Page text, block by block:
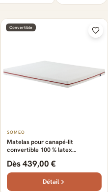
Convertible
SOMEO
Matelas pour canapé-lit
convertible 100 % latex
Dès 439,00 €
Détail